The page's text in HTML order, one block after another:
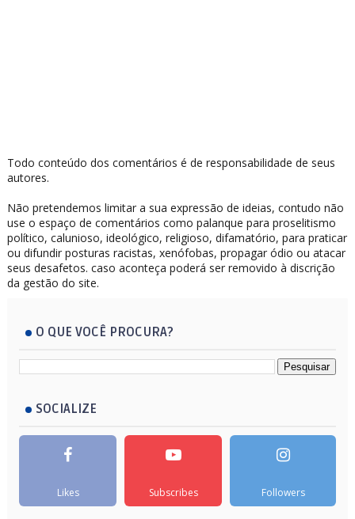
Todo conteúdo dos comentários é de responsabilidade de seus
autores.
Não pretendemos limitar a sua expressão de ideias, contudo não
use o espaço de comentários como palanque para proselitismo
político, calunioso, ideológico, religioso, difamatório, para praticar
ou difundir posturas racistas, xenófobas, propagar ódio ou atacar
seus desafetos. caso aconteça poderá ser removido à discrição
da gestão do site.
O QUE VOCÊ PROCURA?
SOCIALIZE
Likes Subscribes Followers